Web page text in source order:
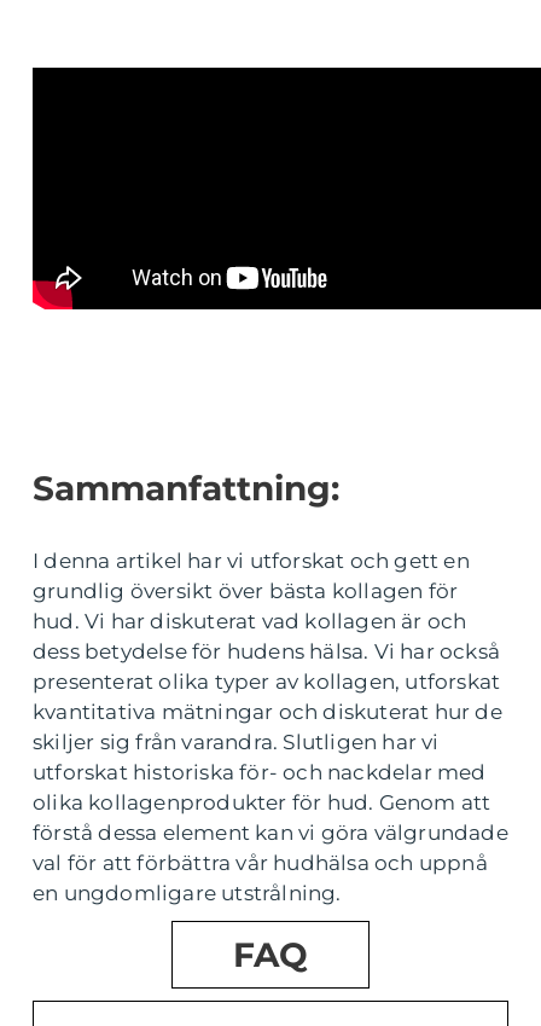
Sammanfattning:
I denna artikel har vi utforskat och gett en
grundlig översikt över bästa kollagen för
hud. Vi har diskuterat vad kollagen är och
dess betydelse för hudens hälsa. Vi har också
presenterat olika typer av kollagen, utforskat
kvantitativa mätningar och diskuterat hur de
skiljer sig från varandra. Slutligen har vi
utforskat historiska för- och nackdelar med
olika kollagenprodukter för hud. Genom att
förstå dessa element kan vi göra välgrundade
val för att förbättra vår hudhälsa och uppnå
en ungdomligare utstrålning.
FAQ